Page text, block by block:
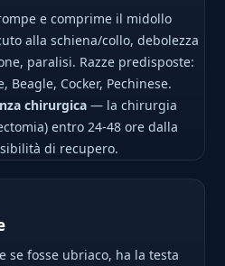
e comprime il midollo
alla schiena/collo, debolezza
paralisi. Razze predisposte:
Beagle, Cocker, Pechinese.
chirurgica — la chirurgia
entro 24-48 ore dalla
di recupero.
se fosse ubriaco, ha la testa